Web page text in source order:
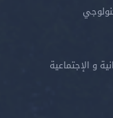
و الإجتماعية